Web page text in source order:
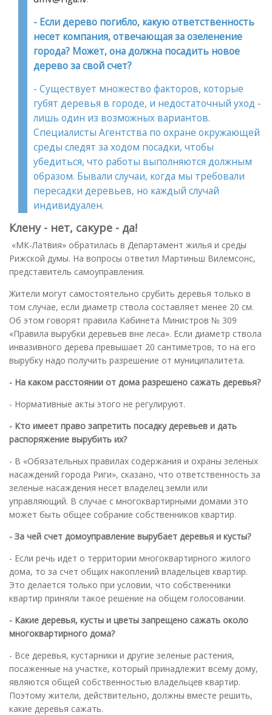
- Если дерево погибло, какую ответственность
несет компания, отвечающая за озеленение
города? Может, она должна посадить новое
дерево за свой счет?
- Существует множество факторов, которые
губят деревья в городе, и недостаточный уход -
лишь один из возможных вариантов.
Специалисты Агентства по охране окружающей
среды следят за ходом посадки, чтобы
убедиться, что работы выполняются должным
образом. Бывали случаи, когда мы требовали
пересадки деревьев, но каждый случай
индивидуален.
Клену - нет, сакуре - да!
«МК-Латвия» обратилась в Департамент жилья и среды
Рижской думы. На вопросы ответил Мартиньш Вилемсонс,
представитель самоуправления.
Жители могут самостоятельно срубить деревья только в
том случае, если диаметр ствола составляет менее 20 см.
Об этом говорят правила Кабинета Министров № 309
«Правила вырубки деревьев вне леса». Если диаметр ствола
инвазивного дерева превышает 20 сантиметров, то на его
вырубку надо получить разрешение от муниципалитета.
- На каком расстоянии от дома разрешено сажать деревья?
- Нормативные акты этого не регулируют.
- Кто имеет право запретить посадку деревьев и дать
распоряжение вырубить их?
- В «Обязательных правилах содержания и охраны зеленых
насаждений города Риги», сказано, что ответственность за
зеленые насаждения несет владелец земли или
управляющий. В случае с многоквартирными домами это
может быть общее собрание собственников квартир.
- За чей счет домоуправление вырубает деревья и кусты?
- Если речь идет о территории многоквартирного жилого
дома, то за счет общих накоплений владельцев квартир.
Это делается только при условии, что собственники
квартир приняли такое решение на общем голосовании.
- Какие деревья, кусты и цветы запрещено сажать около
многоквартирного дома?
- Все деревья, кустарники и другие зеленые растения,
посаженные на участке, который принадлежит всему дому,
являются общей собственностью владельцев квартир.
Поэтому жители, действительно, должны вместе решить,
какие деревья сажать.